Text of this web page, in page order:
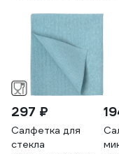
297 ₽
Салфетка для
стекла